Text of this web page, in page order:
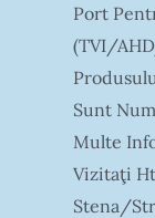
Port
(TVI/
Sunt
Multe
Vizitaţi
Stena/